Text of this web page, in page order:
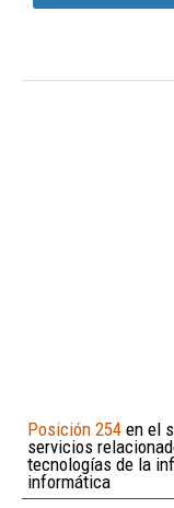
Posición 254 en el
servicios
tecnologías de la
informática